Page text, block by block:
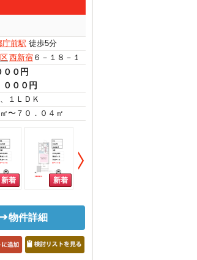
庁前駅 徒歩5分
西新宿 ６－１８－１
００円
０００円
１ＬＤＫ
〜７０．０４㎡
物件詳細